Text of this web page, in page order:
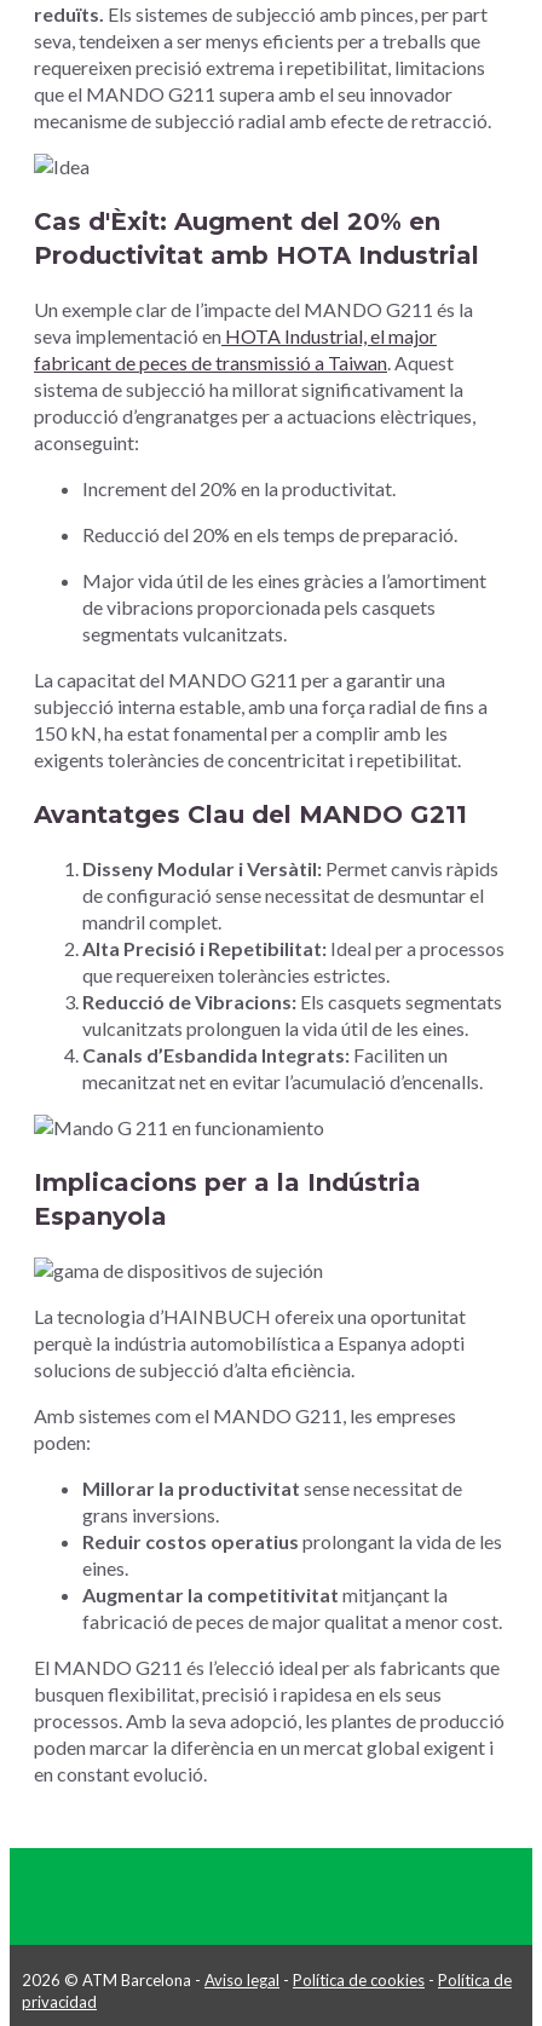
reduïts. Els sistemes de subjecció amb pinces, per part
seva, tendeixen a ser menys eficients per a treballs que
requereixen precisió extrema i repetibilitat, limitacions
que el MANDO G211 supera amb el seu innovador
mecanisme de subjecció radial amb efecte de retracció.
Cas d'Èxit: Augment del 20% en
Productivitat amb HOTA Industrial ​
Un exemple clar de l’impacte del MANDO G211 és la
seva implementació en HOTA Industrial, el major
fabricant de peces de transmissió a Taiwan . Aquest
sistema de subjecció ha millorat significativament la
producció d’engranatges per a actuacions elèctriques,
aconseguint:
Increment del 20% en la productivitat.
Reducció del 20% en els temps de preparació.
Major vida útil de les eines gràcies a l’amortiment
de vibracions proporcionada pels casquets
segmentats vulcanitzats.
La capacitat del MANDO G211 per a garantir una
subjecció interna estable, amb una força radial de fins a
150 kN, ha estat fonamental per a complir amb les
exigents toleràncies de concentricitat i repetibilitat.
Avantatges Clau del MANDO G211
Disseny Modular i Versàtil: Permet canvis ràpids
de configuració sense necessitat de desmuntar el
mandril complet.
Alta Precisió i Repetibilitat: Ideal per a processos
que requereixen toleràncies estrictes.
Reducció de Vibracions: Els casquets segmentats
vulcanitzats prolonguen la vida útil de les eines.
Canals d’Esbandida Integrats: Faciliten un
mecanitzat net en evitar l’acumulació d’encenalls.
Implicacions per a la Indústria
Espanyola
La tecnologia d’HAINBUCH ofereix una oportunitat
perquè la indústria automobilística a Espanya adopti
solucions de subjecció d’alta eficiència.
Amb sistemes com el MANDO G211, les empreses
poden:
Millorar la productivitat sense necessitat de
grans inversions.
Reduir costos operatius prolongant la vida de les
eines.
Augmentar la competitivitat mitjançant la
fabricació de peces de major qualitat a menor cost.
El MANDO G211 és l’elecció ideal per als fabricants que
busquen flexibilitat, precisió i rapidesa en els seus
processos. Amb la seva adopció, les plantes de producció
poden marcar la diferència en un mercat global exigent i
en constant evolució.
2026 © ATM Barcelona - Aviso legal - Política de cookies - Política de
privacidad